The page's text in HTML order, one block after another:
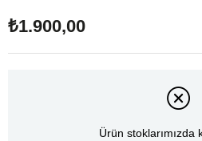
₺1.900,00
Ürün stoklarımızda